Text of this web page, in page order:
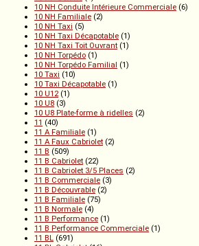
10 NH Conduite Intérieure Commerciale (6)
10 NH Familiale (2)
10 NH Taxi (5)
10 NH Taxi Décapotable (1)
10 NH Taxi Toit Ouvrant (1)
10 NH Torpédo (1)
10 NH Torpédo Familial (1)
10 Taxi (10)
10 Taxi Décapotable (1)
10 U12 (1)
10 U8 (3)
10 U8 Plate-forme à ridelles (2)
11 (40)
11 A Familiale (1)
11 A Faux Cabriolet (2)
11 B (509)
11 B Cabriolet (22)
11 B Cabriolet 3/5 Places (2)
11 B Commerciale (3)
11 B Découvrable (2)
11 B Familiale (75)
11 B Normale (4)
11 B Performance (1)
11 B Performance Commerciale (1)
11 BL (691)